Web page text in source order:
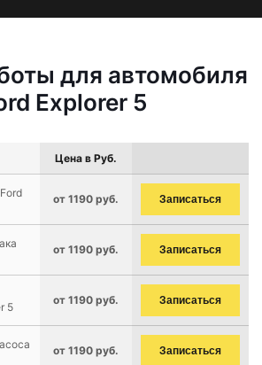
для автомобиля
Explorer 5
Цена в Руб.
от 1190 руб. Записаться
от 1190 руб. Записаться
5
от 1190 руб. Записаться
от 1190 руб. Записаться